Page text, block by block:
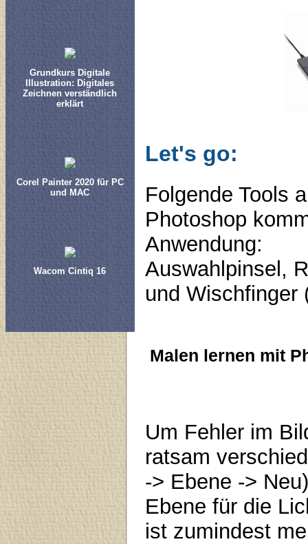
Grundkurs Digitale
Illustration: Digitales
Zeichnen verständlich
erklärt
Corel Painter 2020 für PC
und MAC
Wacom Cintiq 16
Let's go:
Folgende Tools
Photoshop
Anwendung:
Auswahlpinsel,
und Wischfinger
Malen lernen mit
Um Fehler im
ratsam
-> Ebene ->
Ebene für die
ist zumindest